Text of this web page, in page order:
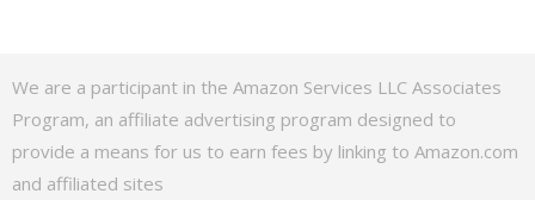
We are a participant in the Amazon Services LLC Associates
Program, an affiliate advertising program designed to
provide a means for us to earn fees by linking to Amazon.com
and affiliated sites